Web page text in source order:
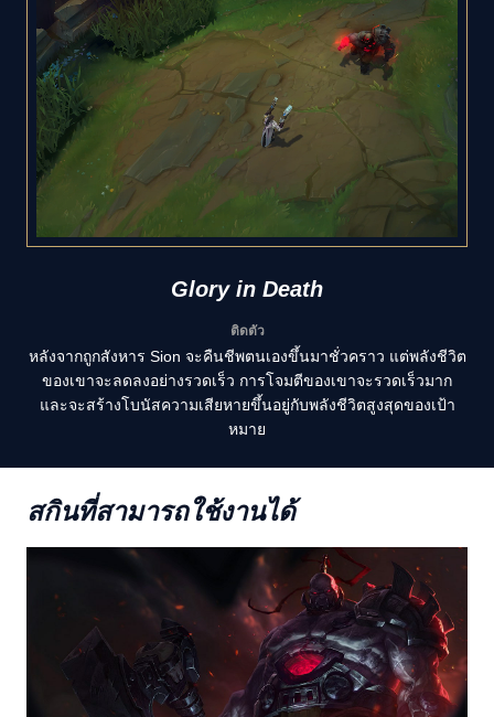
Glory in Death
ติดตัว
หลังจากถูกสังหาร Sion จะคืนชีพตนเองขึ้นมาชั่วคราว แต่พลังชีวิต
ของเขาจะลดลงอย่างรวดเร็ว การโจมตีของเขาจะรวดเร็วมาก
และจะสร้างโบนัสความเสียหายขึ้นอยู่กับพลังชีวิตสูงสุดของเป้า
หมาย
สกินที่สามารถใช้งานได้